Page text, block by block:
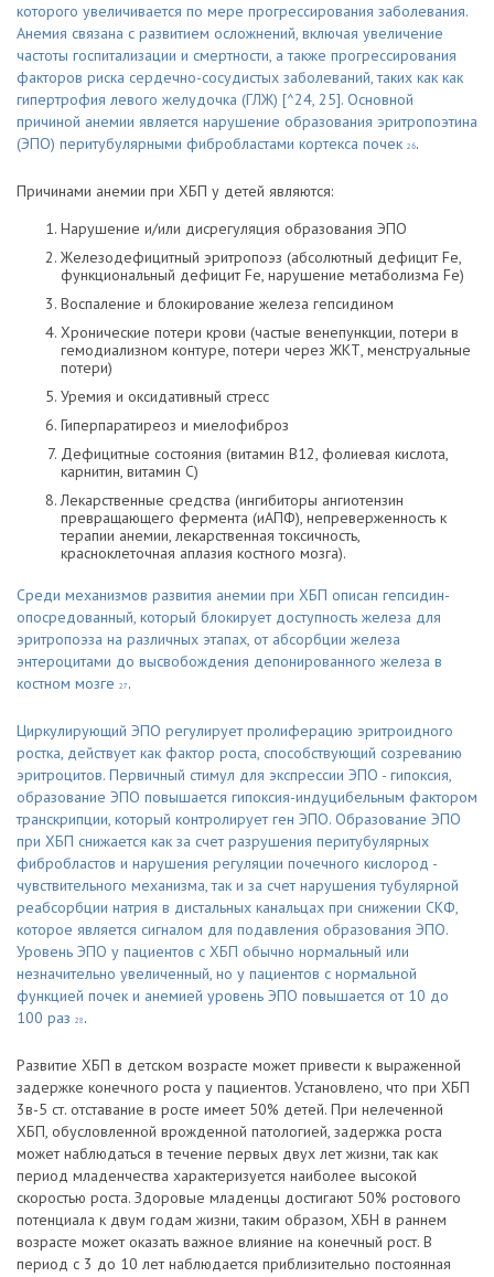
которого увеличивается по мере прогрессирования заболевания.
Анемия связана с развитием осложнений, включая увеличение
частоты госпитализации и смертности, а также прогрессирования
факторов риска сердечно-сосудистых заболеваний, таких как как
гипертрофия левого желудочка (ГЛЖ) [^24, 25]. Основной
причиной анемии является нарушение образования эритропоэтина
(ЭПО) перитубулярными фибробластами кортекса почек 26.
Причинами анемии при ХБП у детей являются:
Нарушение и/или дисрегуляция образования ЭПО
Железодефицитный эритропоэз (абсолютный дефицит Fe,
функциональный дефицит Fe, нарушение метаболизма Fe)
Воспаление и блокирование железа гепсидином
Хронические потери крови (частые венепункции, потери в
гемодиализном контуре, потери через ЖКТ, менструальные
потери)
Уремия и оксидативный стресс
Гиперпаратиреоз и миелофиброз
Дефицитные состояния (витамин В12, фолиевая кислота,
карнитин, витамин С)
Лекарственные средства (ингибиторы ангиотензин
превращающего фермента (иАПФ), непреверженность к
терапии анемии, лекарственная токсичность,
красноклеточная аплазия костного мозга).
Среди механизмов развития анемии при ХБП описан гепсидин-
опосредованный, который блокирует доступность железа для
эритропоэза на различных этапах, от абсорбции железа
энтероцитами до высвобождения депонированного железа в
костном мозге 27 .
Циркулирующий ЭПО регулирует пролиферацию эритроидного
ростка, действует как фактор роста, способствующий созреванию
эритроцитов. Первичный стимул для экспрессии ЭПО - гипоксия,
образование ЭПО повышается гипоксия-индуцибельным фактором
транскрипции, который контролирует ген ЭПО. Образование ЭПО
при ХБП снижается как за счет разрушения перитубулярных
фибробластов и нарушения регуляции почечного кислород -
чувствительного механизма, так и за счет нарушения тубулярной
реабсорбции натрия в дистальных канальцах при снижении СКФ,
которое является сигналом для подавления образования ЭПО.
Уровень ЭПО у пациентов с ХБП обычно нормальный или
незначительно увеличенный, но у пациентов с нормальной
функцией почек и анемией уровень ЭПО повышается от 10 до
100 раз 28 .
Развитие ХБП в детском возрасте может привести к выраженной
задержке конечного роста у пациентов. Установлено, что при ХБП
3в-5 ст. отставание в росте имеет 50% детей. При нелеченной
ХБП, обусловленной врожденной патологией, задержка роста
может наблюдаться в течение первых двух лет жизни, так как
период младенчества характеризуется наиболее высокой
скоростью роста. Здоровые младенцы достигают 50% ростового
потенциала к двум годам жизни, таким образом, ХБН в раннем
возрасте может оказать важное влияние на конечный рост. В
период с 3 до 10 лет наблюдается приблизительно постоянная